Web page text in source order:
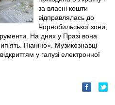
за власні кошти
відправлялась до
Чорнобильської зони,
На днях у Празі вона
Піаніно». Музикознавці
у галузі електронної